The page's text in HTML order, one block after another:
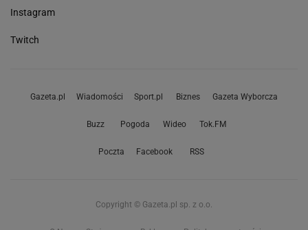
Instagram
Twitch
Gazeta.pl Wiadomości Sport.pl Biznes Gazeta Wyborcza
Buzz Pogoda Wideo Tok.FM
Poczta Facebook RSS
Copyright © Gazeta.pl sp. z o.o.